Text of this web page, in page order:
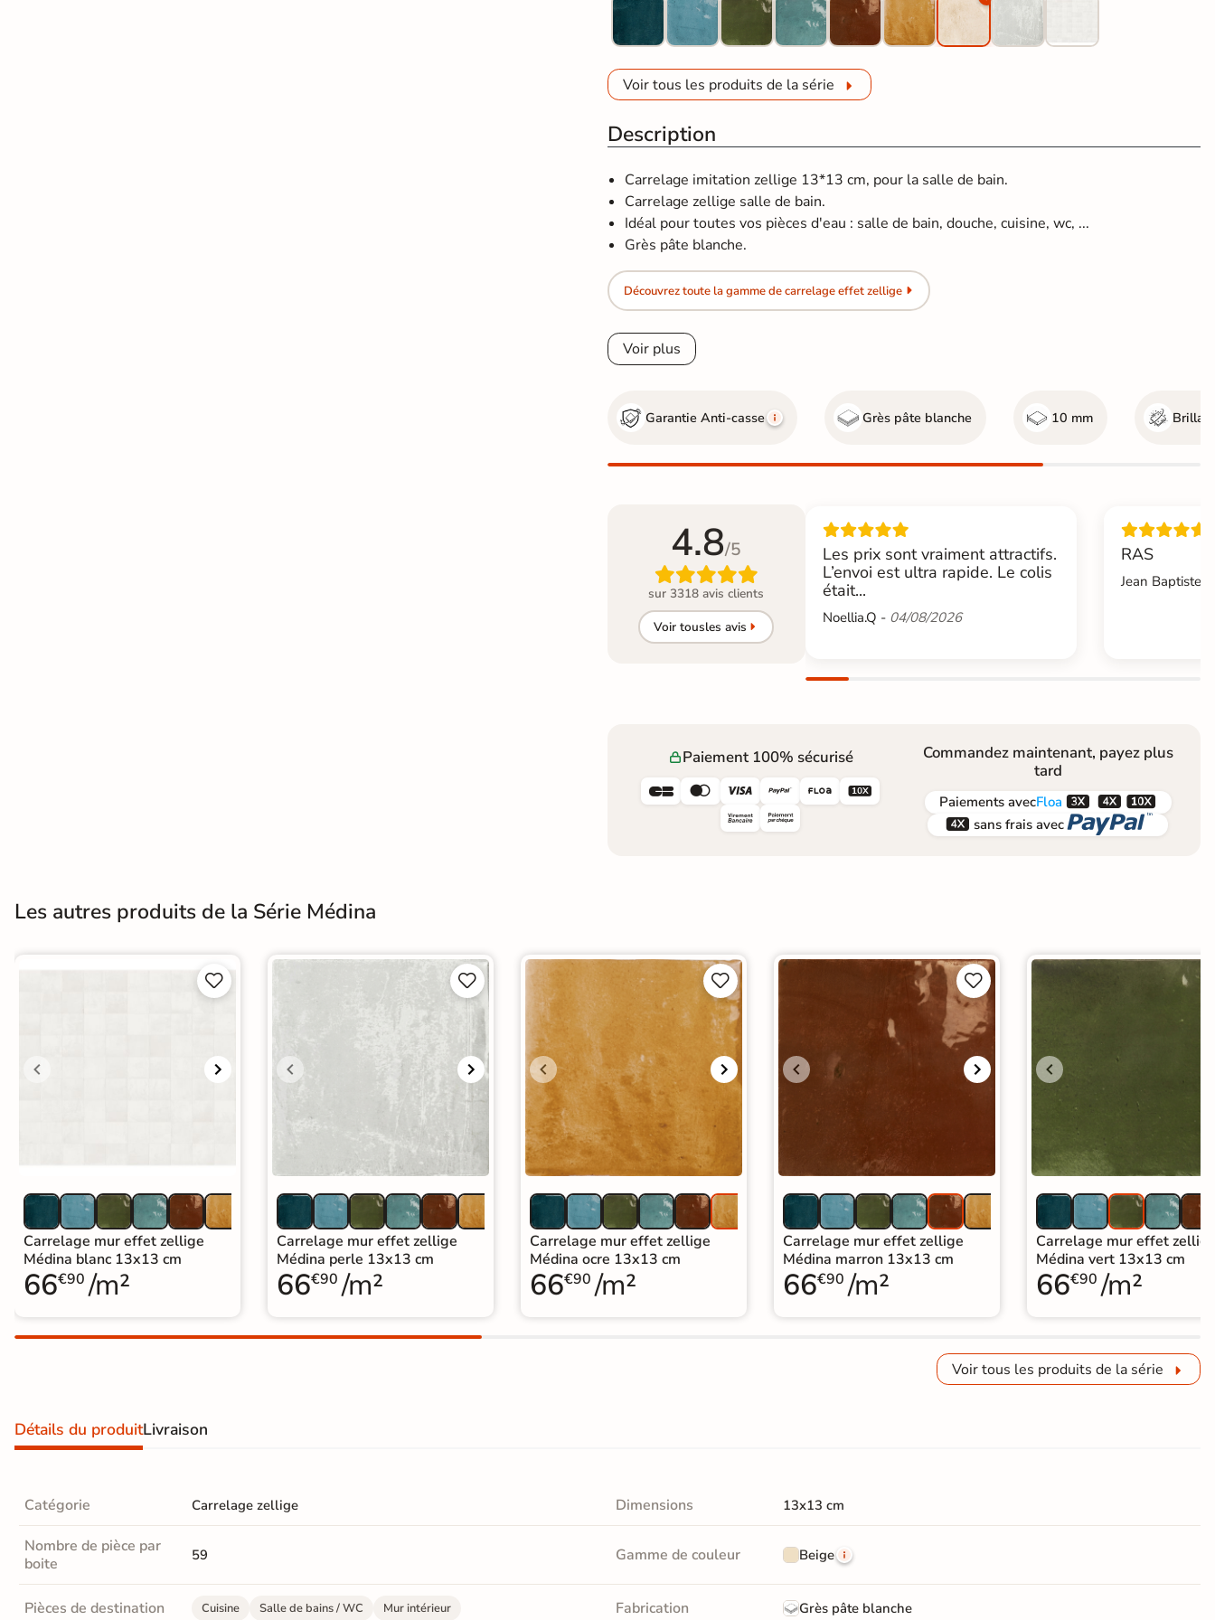
Carrelage très
grand format
Carrelage extra fin
Voir tous les
formats
PAR FINITION
Carrelage brillant
Voir tous les produits de la série
Description
Carrelage imitation zellige 13*13 cm, pour la salle de bain.
Carrelage zellige salle de bain.
Idéal pour toutes vos pièces d'eau : salle de bain, douche, cuisine, wc, ...
Grès pâte blanche.
Découvrez toute la gamme de carrelage effet zellige
Voir plus
Garantie Anti-casse Grès pâte blanche 10 mm Brillant
4.8/5

sur 3318 avis clients
Voir tousles avis
Les prix sont vraiment attractifs.
L’envoi est ultra rapide. Le colis
était...
Noellia.Q - 04/08/2026
RAS
Jean
Paiement 100% sécurisé
     
Commandez maintenant, payez plus
tard
PaiementsavecFloa  
 sans frais avec 
Les autres produits de la Série Médina


Carrelage mur effet zellige
Médina blanc 13x13 cm
66€90 /m²


Carrelage mur effet zellige
Médina perle 13x13 cm
66€90 /m²


Carrelage mur effet zellige
Médina ocre 13x13 cm
66€90 /m²


Carrelage mur effet zellige
Médina marron 13x13 cm
66€90 /m²
Carrelage mur effet
Médina vert 13x13 cm
66€90 /m²
Voir tous les produits de la série
Détails du produitLivraison
Catégorie Carrelage zellige Dimensions 13x13 cm
Nombre de pièce par
boite
59 Gamme de couleur Beige
Pièces de destination Cuisine Salle de bains / WC Mur intérieur Fabrication Grès pâte blanche